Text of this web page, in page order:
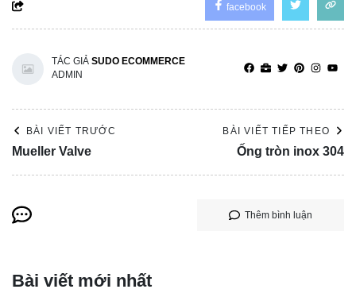
facebook
TÁC GIẢ SUDO ECOMMERCE
ADMIN
BÀI VIẾT TRƯỚC
Mueller Valve
BÀI VIẾT TIẾP THEO
Ống tròn inox 304
Thêm bình luận
Bài viết mới nhất